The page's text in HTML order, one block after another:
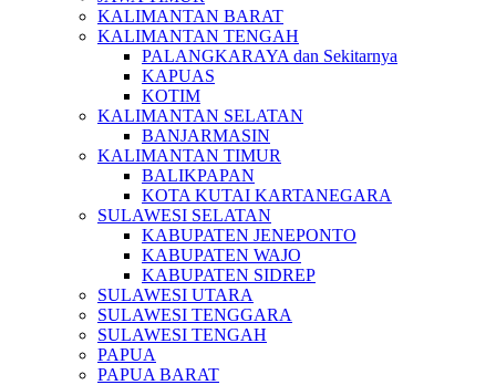
KALIMANTAN BARAT
KALIMANTAN TENGAH
PALANGKARAYA dan Sekitarnya
KAPUAS
KOTIM
KALIMANTAN SELATAN
BANJARMASIN
KALIMANTAN TIMUR
BALIKPAPAN
KOTA KUTAI KARTANEGARA
SULAWESI SELATAN
KABUPATEN JENEPONTO
KABUPATEN WAJO
KABUPATEN SIDREP
SULAWESI UTARA
SULAWESI TENGGARA
SULAWESI TENGAH
PAPUA
PAPUA BARAT